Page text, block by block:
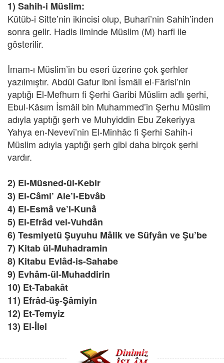
1) Sahih-i Müslim:
Kütüb-i Sitte’nin ikincisi olup, Buhari’nin Sahih’inden
sonra gelir. Hadis ilminde Müslim (M) harfi ile
gösterilir.
İmam-ı Müslim’in bu eseri üzerine çok şerhler
yazılmıştır. Abdül Gafur ibni İsmâil el-Fârisi’nin
yaptığı El-Mefhum fi Şerhi Garibi Müslim adlı şerhi,
Ebul-Kâsım İsmâil bin Muhammed’in Şerhu Müslim
adıyla yaptığı şerh ve Muhyiddin Ebu Zekeriyya
Yahya en-Nevevi’nin El-Minhâc fi Şerhi Sahih-i
Müslim adıyla yaptığı şerh gibi daha birçok şerhi
vardır.
2) El-Müsned-ül-Kebir
3) El-Câmi’ Ale’l-Ebvâb
4) El-Esmâ ve’l-Kunâ
5) El-Efrâd vel-Vuhdân
6) Tesmiyetü Şuyuhu Mâlik ve Süfyân ve Şu’be
7) Kitab ül-Muhadramin
8) Kitabu Evlâd-is-Sahabe
9) Evhâm-ül-Muhaddirin
10) Et-Tabakât
11) Efrâd-üş-Şâmiyin
12) Et-Temyiz
13) El-İlel